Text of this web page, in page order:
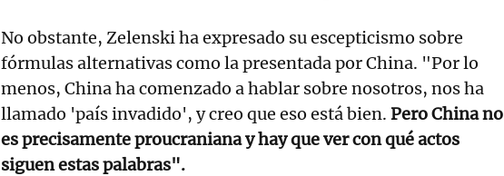
No obstante, Zelenski ha expresado su escepticismo sobre
fórmulas alternativas como la presentada por China. "Por lo
menos, China ha comenzado a hablar sobre nosotros, nos ha
llamado 'país invadido', y creo que eso está bien. Pero China no
es precisamente proucraniana y hay que ver con qué actos
siguen estas palabras".